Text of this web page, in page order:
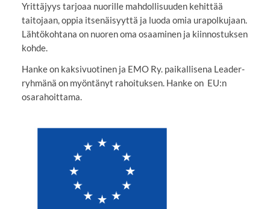
Yrittäjyys tarjoaa nuorille mahdollisuuden kehittää
taitojaan, oppia itsenäisyyttä ja luoda omia urapolkujaan.
Lähtökohtana on nuoren oma osaaminen ja kiinnostuksen
kohde.
Hanke on kaksivuotinen ja EMO Ry. paikallisena Leader-
ryhmänä on myöntänyt rahoituksen. Hanke on EU:n
osarahoittama.